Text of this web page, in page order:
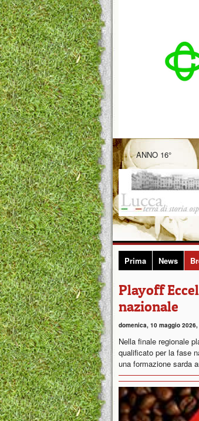
ANNO 16°
Prima News
Playoff
nazionale
domenica, 10 maggio
Nella finale regionale
qualificato per la fase
una formazione sarda